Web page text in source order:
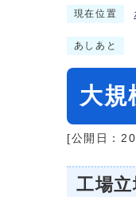
現在位置
あしあと
大規
[公開日：
工場